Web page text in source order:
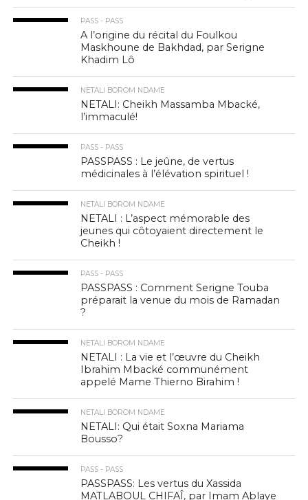
PASS - PASS
A l’origine du récital du Foulkou
Maskhoune de Bakhdad, par Serigne
Khadim Lô
NETALI BOROM NDAME
NETALI: Cheikh Massamba Mbacké,
l’immaculé!
PASS - PASS
PASSPASS : Le jeûne, de vertus
médicinales à l’élévation spirituel !
NETALI BOROM NDAME
NETALI : L’aspect mémorable des
jeunes qui côtoyaient directement le
Cheikh !
PASS - PASS
PASSPASS : Comment Serigne Touba
préparait la venue du mois de Ramadan
?
NETALI BOROM NDAME
NETALI : La vie et l’œuvre du Cheikh
Ibrahim Mbacké communément
appelé Mame Thierno Birahim !
NETALI BOROM NDAME
NETALI: Qui était Soxna Mariama
Bousso?
PASS - PASS
PASSPASS: Les vertus du Xassida
MATLABOUL CHIFAÎ, par Imam Ablaye